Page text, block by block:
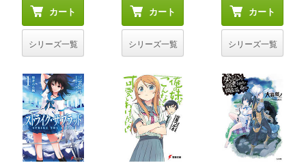
カート
シリーズ一覧
カート
シリーズ一覧
カート
シリーズ一覧